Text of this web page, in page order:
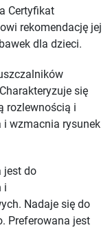
Certyfikat
rekomendację jej
dla dzieci.
się
rozlewnością i
i wzmacnia rysunek
jest do
i
Nadaje się do
Preferowana jest